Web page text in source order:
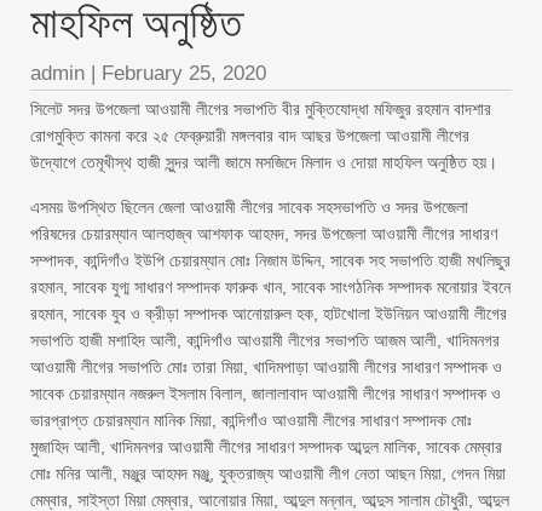
মাহফিল অনুষ্ঠিত
admin | February 25, 2020
সিলেট সদর উপজেলা আওয়ামী লীগের সভাপতি বীর মুক্তিযোদ্ধা মফিজুর রহমান বাদশার
রোগমুক্তি কামনা করে ২৫ ফেব্রুয়ারী মঙ্গলবার বাদ আছর উপজেলা আওয়ামী লীগের
উদ্যোগে তেমূখীস্থ হাজী সুন্দর আলী জামে মসজিদে মিলাদ ও দোয়া মাহফিল অনুষ্ঠিত হয়।
এসময় উপস্থিত ছিলেন জেলা আওয়ামী লীগের সাবেক সহসভাপতি ও সদর উপজেলা
পরিষদের চেয়ারম্যান আলহাজ্ব আশফাক আহমদ, সদর উপজেলা আওয়ামী লীগের সাধারণ
সম্পাদক, কান্দিগাঁও ইউপি চেয়ারম্যান মোঃ নিজাম উদ্দিন, সাবেক সহ সভাপতি হাজী মখলিছুর
রহমান, সাবেক যুগ্ম সাধারণ সম্পাদক ফারুক খান, সাবেক সাংগঠনিক সম্পাদক মনোয়ার ইবনে
রহমান, সাবেক যুব ও ক্রীড়া সম্পাদক আনোয়ারুল হক, হাটখোলা ইউনিয়ন আওয়ামী লীগের
সভাপতি হাজী মশাহিদ আলী, কান্দিগাঁও আওয়ামী লীগের সভাপতি আজম আলী, খাদিমনগর
আওয়ামী লীগের সভাপতি মোঃ তারা মিয়া, খাদিমপাড়া আওয়ামী লীগের সাধারণ সম্পাদক ও
সাবেক চেয়ারম্যান নজরুল ইসলাম বিলাল, জালালাবাদ আওয়ামী লীগের সাধারণ সম্পাদক ও
ভারপ্রাপ্ত চেয়ারম্যান মানিক মিয়া, কান্দিগাঁও আওয়ামী লীগের সাধারণ সম্পাদক মোঃ
মুজাহিদ আলী, খাদিমনগর আওয়ামী লীগের সাধারণ সম্পাদক আব্দুল মালিক, সাবেক মেম্বার
মোঃ মনির আলী, মঞ্জুর আহমদ মঞ্জু, যুক্তরাজ্য আওয়ামী লীগ নেতা আছন মিয়া, গেদন মিয়া
মেম্বার, সাইস্তা মিয়া মেম্বার, আনোয়ার মিয়া, আব্দুল মন্নান, আব্দুস সালাম চৌধুরী, আব্দুল